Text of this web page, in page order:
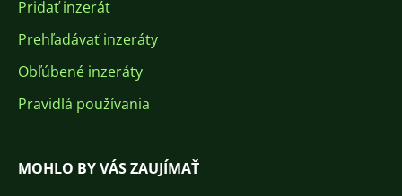
Pridať inzerát
Prehľadávať inzeráty
Obľúbené inzeráty
Pravidlá používania
MOHLO BY VÁS ZAUJÍMAŤ